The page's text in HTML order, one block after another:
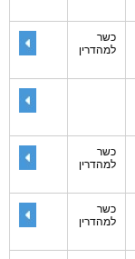
כשר
למהדרין
כשר
למהדרין
כשר
למהדרין